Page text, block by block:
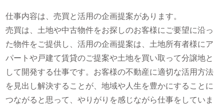
仕事内容は、売買と活用の企画提案があります。
売買は、土地や中古物件をお探しのお客様にご要望に沿っ
た物件をご提供し、活用の企画提案は、土地所有者様にア
パートや戸建て賃貸のご提案や土地を買い取って分譲地と
して開発する仕事です。お客様の不動産に適切な活用方法
を見出し解決することが、地域や人生を豊かにすることに
つながると思って、やりがりを感じながら仕事をしていま